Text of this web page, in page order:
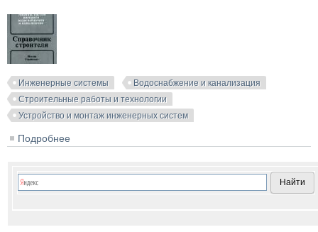
Инженерные системы
Водоснабжение и канализация
Строительные работы и технологии
Устройство и монтаж инженерных систем
Подробнее